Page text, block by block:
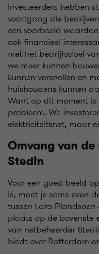
Investeerders hebben
voortgang die
een voorbeeld
ook financieel
met het bedrijfsdoel
we meer kunnen
kunnen versnellen en
huishoudens kunnen
Want op dit moment
probleem. We
elektriciteitsnet, maar
Omvang van
Stedin
Voor een goed beeld
is, moet je soms even
tussen Lara
plaats op de bovenste
van netbeheerder
biedt over Rotterdam